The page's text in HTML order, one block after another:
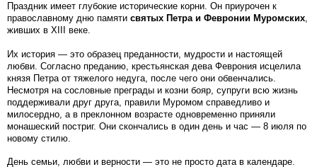
Праздник имеет глубокие исторические корни. Он приурочен к
православному дню памяти святых Петра и Февронии Муромских,
живших в XIII веке.
Их история — это образец преданности, мудрости и настоящей
любви. Согласно преданию, крестьянская дева Феврония исцелила
князя Петра от тяжелого недуга, после чего они обвенчались.
Несмотря на сословные преграды и козни бояр, супруги всю жизнь
поддерживали друг друга, правили Муромом справедливо и
милосердно, а в преклонном возрасте одновременно приняли
монашеский постриг. Они скончались в один день и час — 8 июля по
новому стилю.
День семьи, любви и верности — это не просто дата в календаре.